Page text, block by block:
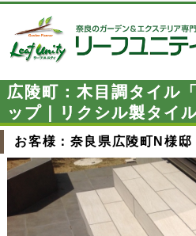
広陵町：木目調タイル
ップ｜リクシル製タイ
お客様：奈良県広陵町N様邸